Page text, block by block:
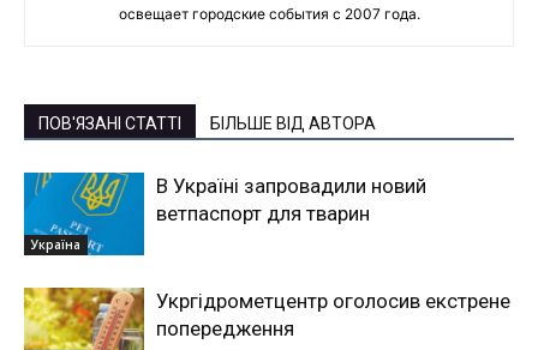
освещает городские события с 2007 года.
ПОВ'ЯЗАНІ СТАТТІ БІЛЬШЕ ВІД АВТОРА
Україна
В Україні запровадили новий
ветпаспорт для тварин
Укргідрометцентр оголосив екстрене
попередження